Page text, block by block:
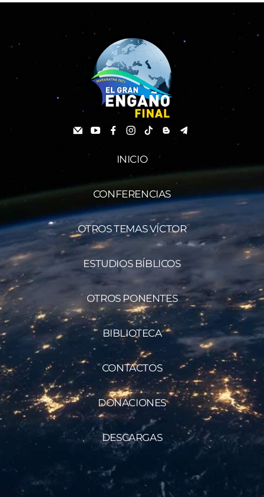
INICIO
CONFERENCIAS
OTROS TEMAS VÍCTOR
ESTUDIOS BÍBLICOS
OTROS PONENTES
BIBLIOTECA
CONTACTOS
DONACIONES
DESCARGAS